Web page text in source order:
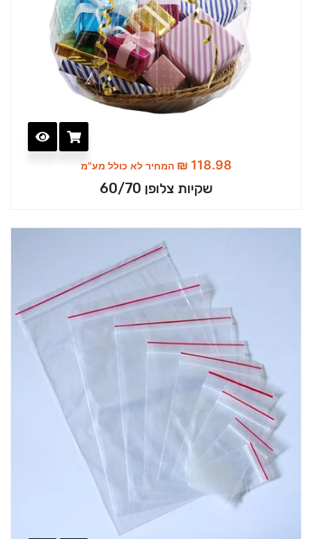
₪ 118.98 המחיר לא כולל מע"מ
שקיות צלופן 60/70